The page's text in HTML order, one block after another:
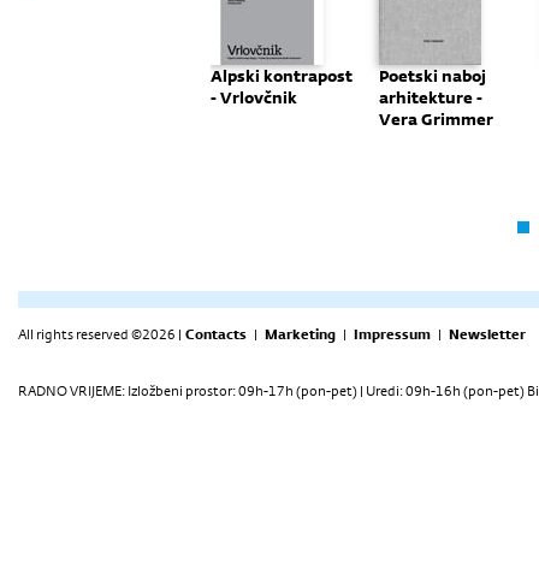
Alpski kontrapost
- Vrlovčnik
Poetski naboj
arhitekture -
Vera Grimmer
All rights reserved ©2026 | Contacts | Marketing | Impressum | Newsletter
RADNO VRIJEME: Izložbeni prostor: 09h-17h (pon-pet) | Uredi: 09h-16h (pon-pet)